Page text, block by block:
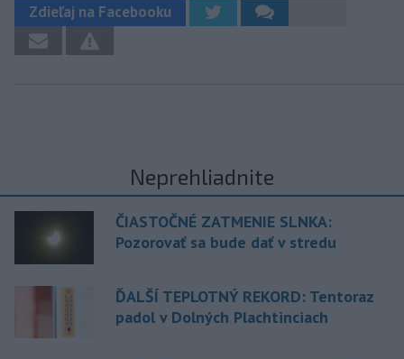
Zdieľaj na Facebooku
Neprehliadnite
ČIASTOČNÉ ZATMENIE SLNKA:
Pozorovať sa bude dať v stredu
ĎALŠÍ TEPLOTNÝ REKORD: Tentoraz
padol v Dolných Plachtinciach